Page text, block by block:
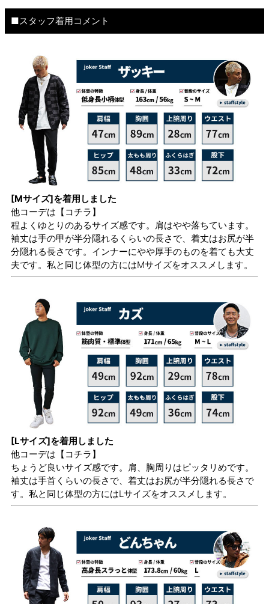
■スタッフ着用コメント
[Mサイズ]を着用しました
他コーデは 【コチラ】
程よくゆとりのあるサイズ感です。肩はやや落ちています。
袖丈は手の甲が半分隠れるくらいの長さで、着丈はお尻が半
分隠れる長さです。インナーにやや厚手のものを着ても大丈
夫です。私と同じ体型の方にはMサイズをオススメします。
[Lサイズ]を着用しました
他コーデは 【コチラ】
ちょうど良いサイズ感です。肩、胸周りはピッタリめです。
袖丈は手首くらいの長さで、着丈はお尻が半分隠れる長さで
す。私と同じ体型の方にはLサイズをオススメします。